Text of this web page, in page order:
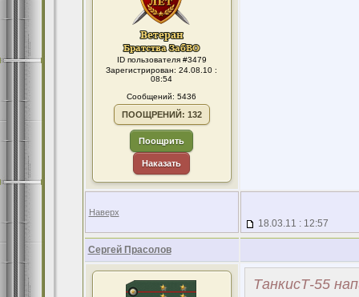
ID пользователя #3479
Зарегистрирован: 24.08.10 :
08:54
Сообщений: 5436
ПООЩРЕНИЙ: 132
Поощрить
Наказать
Наверх
18.03.11 : 12:57
Сергей Прасолов
ТанкисТ-55